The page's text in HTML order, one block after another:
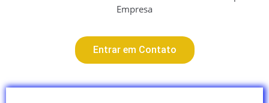
Empresa
Entrar em Contato